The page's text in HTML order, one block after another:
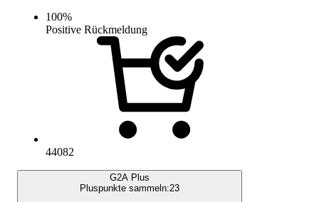
100%
Positive Rückmeldung
44082
G2A Plus
Pluspunkte sammeln:23